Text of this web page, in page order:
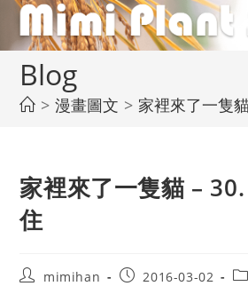
Blog
> 漫畫圖文 > 家裡來了一隻
家裡來了一隻貓 –
住
mimihan 2016-03-02